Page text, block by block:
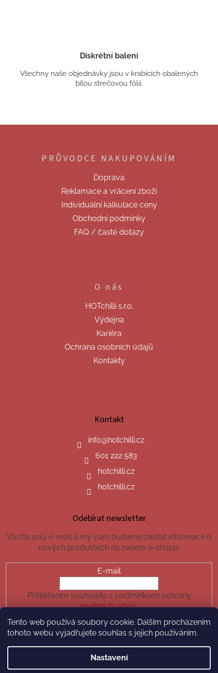
Tento web používá soubory cookie. Dalším procházením
tohoto webu vyjadřujete souhlas s jejich používáním.
Nastavení
Diskrétní balení
Všechny naše objednávky jsou v krabicích obalených
bílou strečovou fólií.
PRŮVODCE NAKUPOVÁNÍM
Doprava
Reklamace a vrácení zboží
Individuální kalkulace ceny
Obchodní podmínky
FAQ / časté dotazy
O nás
HOTchilli s.r.o.
Výdejna
Kariéra
Ochrana osobních údajů
Kontakty
Kontakt
info@hotchilli.cz
601 222 583
hotchilli.cz
hotchilli.cz
Odebírat newsletter
Vložte svůj e-mail a my vám budeme zasílat informace o
nových produktech na našem e-shopu.
E-mail
Přihlášením souhlasíte s podmínkami ochrany
osobních údajů.
PŘIHLÁSIT SE